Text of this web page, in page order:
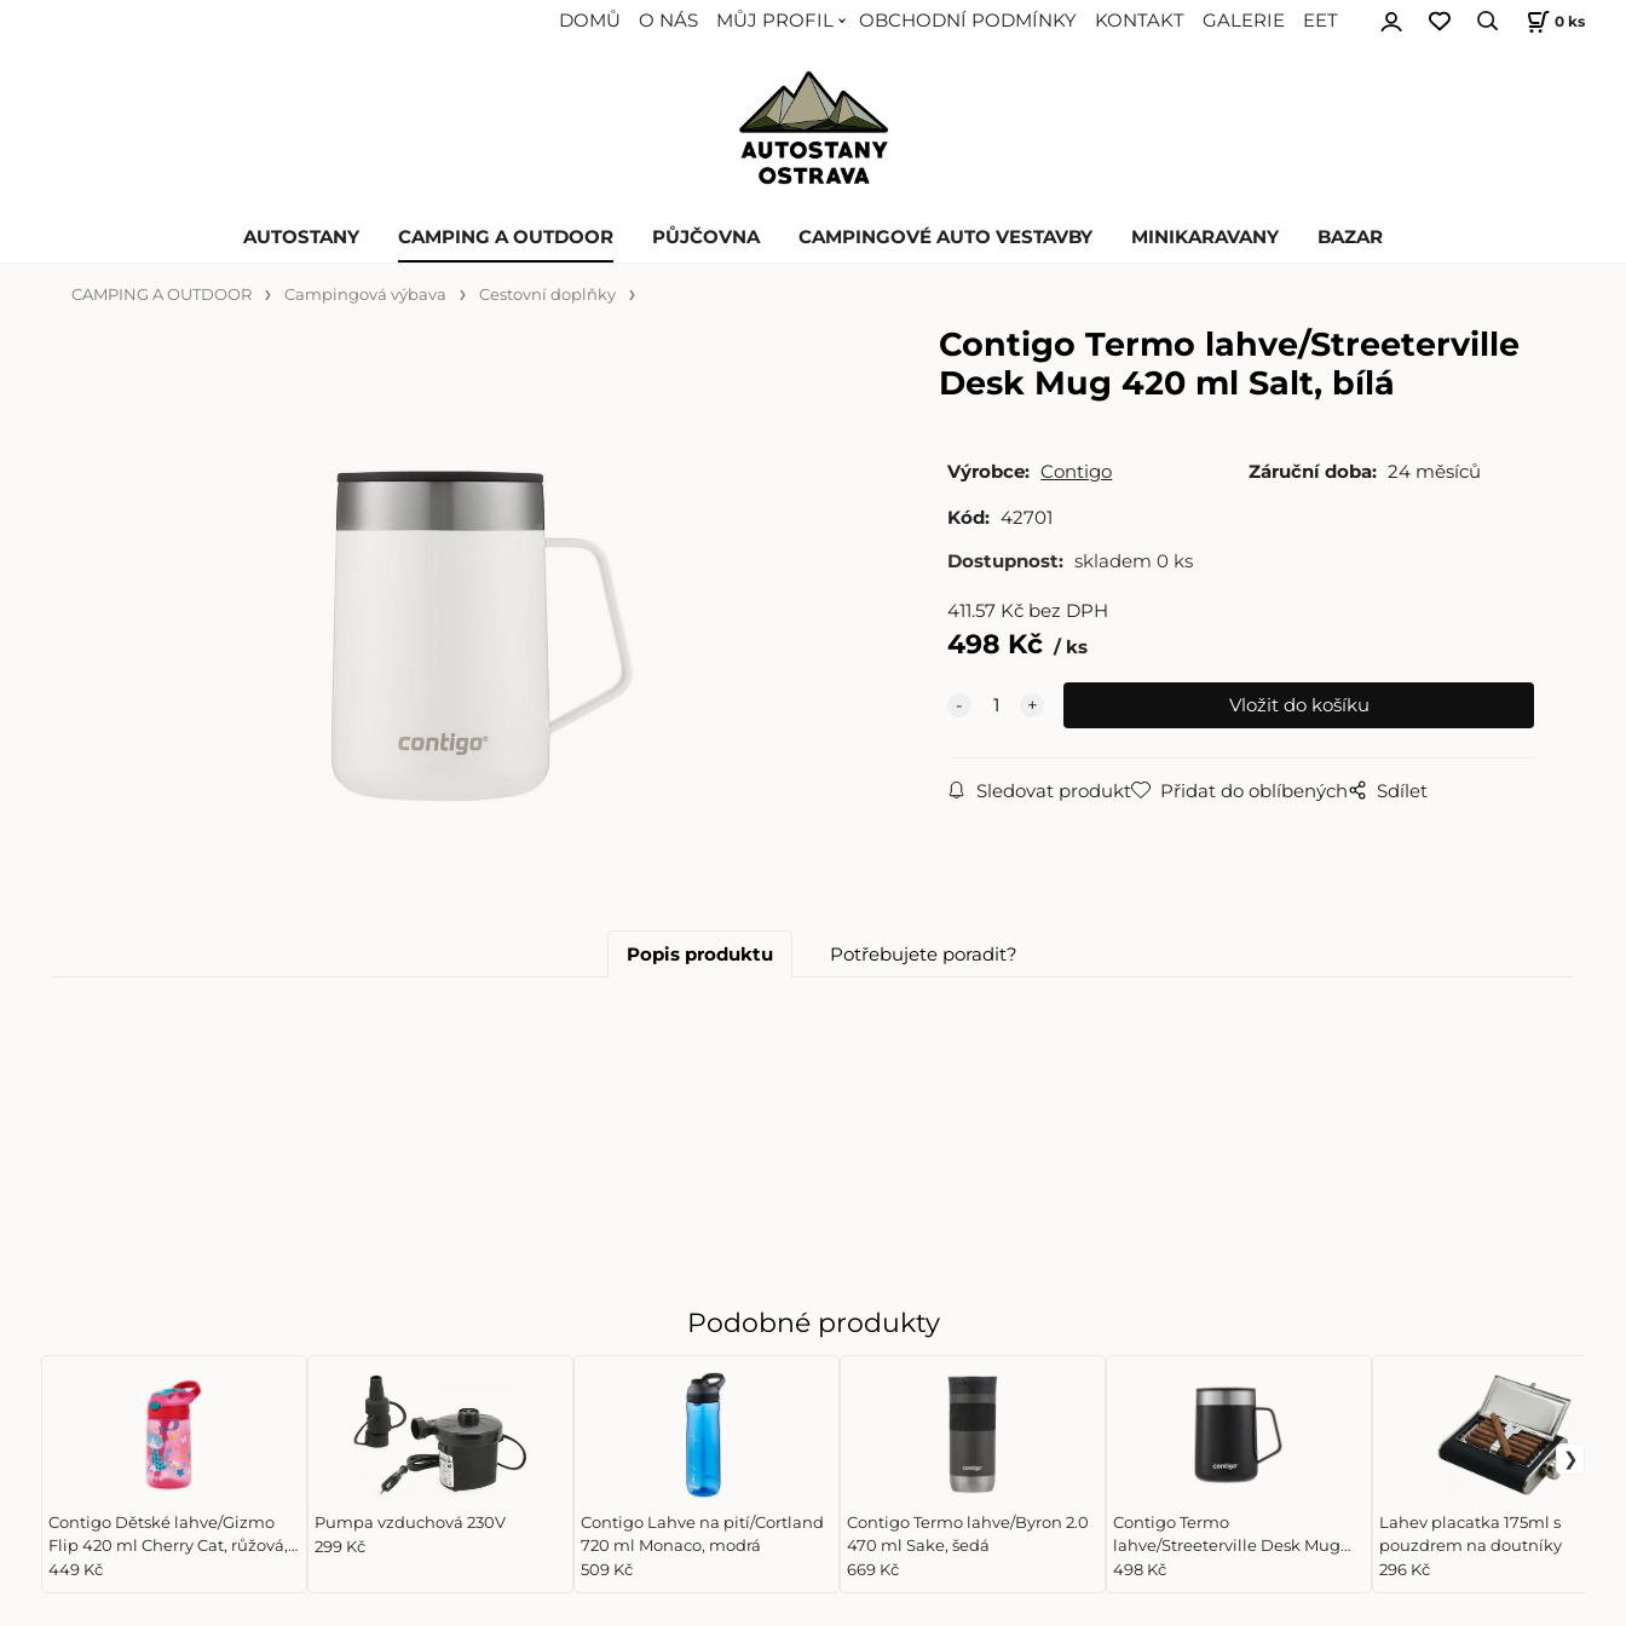
DOMŮ O NÁS MŮJ PROFIL OBCHODNÍ PODMÍNKY KONTAKT GALERIE EET 0 ks
AUTOSTANY CAMPING A OUTDOOR PŮJČOVNA CAMPINGOVÉ AUTO VESTAVBY MINIKARAVANY BAZAR
CAMPING A OUTDOOR Campingová výbava Cestovní doplňky
Contigo Termo lahve/Streeterville
Desk Mug 420 ml Salt, bílá
Výrobce: Contigo Záruční doba: 24 měsíců
Kód: 42701
Dostupnost: skladem 0 ks
411.57 Kč bez DPH
498 Kč ks
Sledovat produkt Přidat do oblíbených Sdílet
Popis produktu Potřebujete poradit?
Podobné produkty
Contigo Dětské lahve/Gizmo
Flip 420 ml Cherry Cat, růžová,
červená
449 Kč
Pumpa vzduchová 230V
299 Kč
Contigo Lahve na pití/Cortland
720 ml Monaco, modrá
509 Kč
Contigo Termo lahve/Byron 2.0
470 ml Sake, šedá
669 Kč
Contigo Termo
lahve/Streeterville Desk Mug
420 ml Licorice, černá
498 Kč
Lahev placatka 175ml s
pouzdrem na doutníky
296 Kč